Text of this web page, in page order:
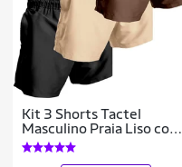
Kit 3 Shorts Tactel
Masculino Praia Liso com
Bolsos Secagem Rápida e
Ajuste